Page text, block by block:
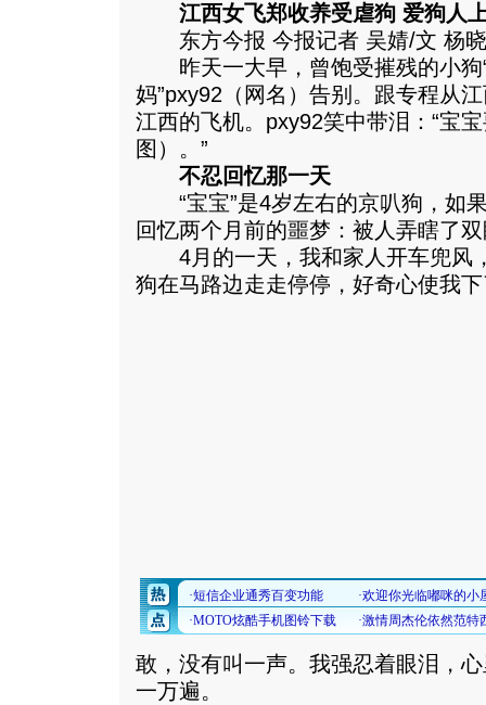
江西女飞郑收养受虐狗 爱狗人
东方今报 今报记者 吴婧/文 杨
昨天一大早，曾饱受摧残的小狗“
妈”pxy92（网名）告别。跟专程从
江西的飞机。pxy92笑中带泪：“宝
图）。”
不忍回忆那一天
“宝宝”是4岁左右的京叭狗，如
回忆两个月前的噩梦：被人弄瞎了
4月的一天，我和家人开车兜风
狗在马路边走走停停，好奇心使我
敢，没有叫一声。我强忍着眼泪，
一万遍。